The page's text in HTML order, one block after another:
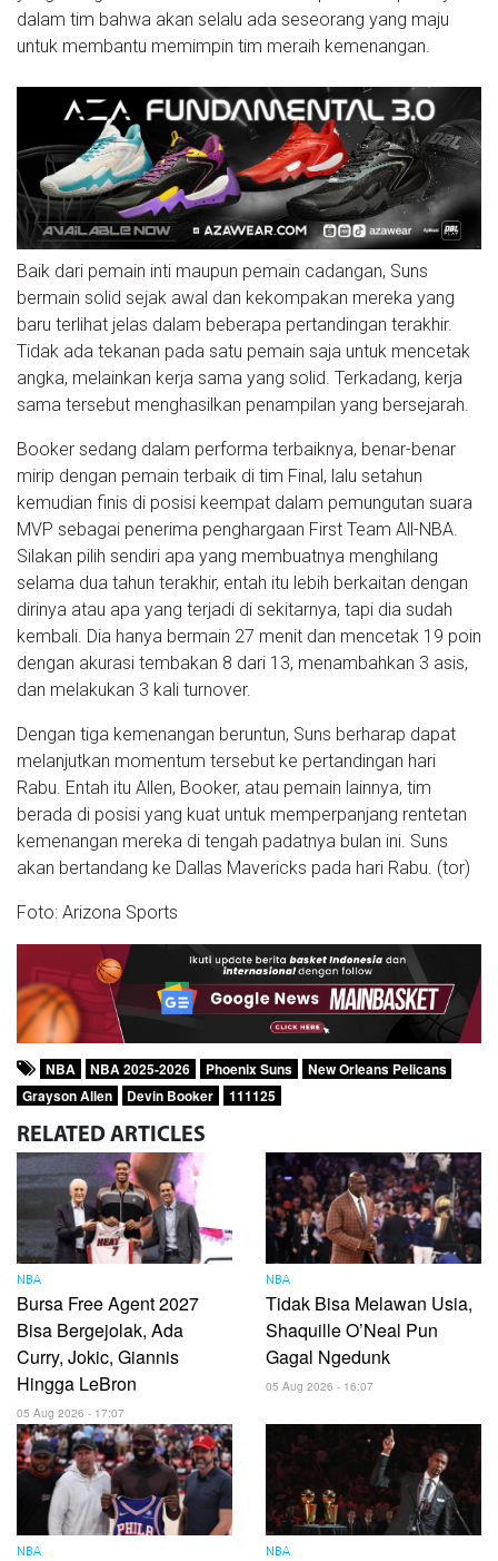
dalam tim bahwa akan selalu ada seseorang yang maju
untuk membantu memimpin tim meraih kemenangan.
Baik dari pemain inti maupun pemain cadangan, Suns
bermain solid sejak awal dan kekompakan mereka yang
baru terlihat jelas dalam beberapa pertandingan terakhir.
Tidak ada tekanan pada satu pemain saja untuk mencetak
angka, melainkan kerja sama yang solid. Terkadang, kerja
sama tersebut menghasilkan penampilan yang bersejarah.
Booker sedang dalam performa terbaiknya, benar-benar
mirip dengan pemain terbaik di tim Final, lalu setahun
kemudian finis di posisi keempat dalam pemungutan suara
MVP sebagai penerima penghargaan First Team All-NBA.
Silakan pilih sendiri apa yang membuatnya menghilang
selama dua tahun terakhir, entah itu lebih berkaitan dengan
dirinya atau apa yang terjadi di sekitarnya, tapi dia sudah
kembali. Dia hanya bermain 27 menit dan mencetak 19 poin
dengan akurasi tembakan 8 dari 13, menambahkan 3 asis,
dan melakukan 3 kali turnover.
Dengan tiga kemenangan beruntun, Suns berharap dapat
melanjutkan momentum tersebut ke pertandingan hari
Rabu. Entah itu Allen, Booker, atau pemain lainnya, tim
berada di posisi yang kuat untuk memperpanjang rentetan
kemenangan mereka di tengah padatnya bulan ini. Suns
akan bertandang ke Dallas Mavericks pada hari Rabu. (tor)
Foto: Arizona Sports
NBA NBA 2025-2026 Phoenix Suns
New Orleans Pelicans
Grayson Allen
Devin Booker 111125
RELATED ARTICLES
NBA
Bursa Free Agent 2027
Bisa Bergejolak, Ada
Curry, Jokic, Giannis
Hingga LeBron
05 Aug 2026 - 17:07
NBA
Tidak Bisa Melawan Usia,
Shaquille O’Neal Pun
Gagal Ngedunk
05 Aug 2026 - 16:07
NBA NBA